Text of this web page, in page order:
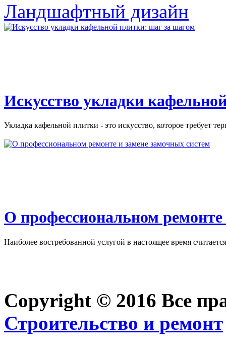
Ландшафтный дизайн
Искусство укладки
Укладка кафельной плитки - это искусство, которое требует
О профессиональном
Наиболее востребованной услугой в настоящее время
Copyright © 2016 Все
Строительство и ремонт